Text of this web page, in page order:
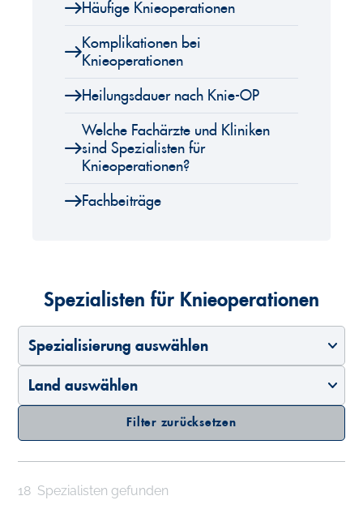
Häufige Knieoperationen
Komplikationen bei
Knieoperationen
Heilungsdauer nach Knie-OP
Welche Fachärzte und Kliniken
sind Spezialisten für
Knieoperationen?
Fachbeiträge
Spezialisten für Knieoperationen
Spezialisierung auswählen
Land auswählen
Filter zurücksetzen
18 Spezialisten gefunden